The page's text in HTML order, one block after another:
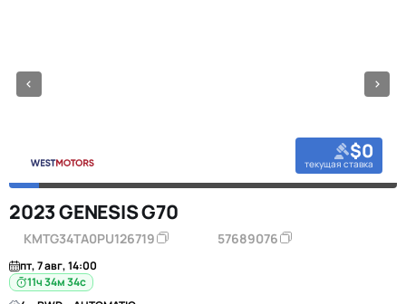
$0
текущая ставка
2023 GENESIS G70
KMTG34TA0PU126719 57689076
пт, 7 авг, 14:00
11ч 34м 34с